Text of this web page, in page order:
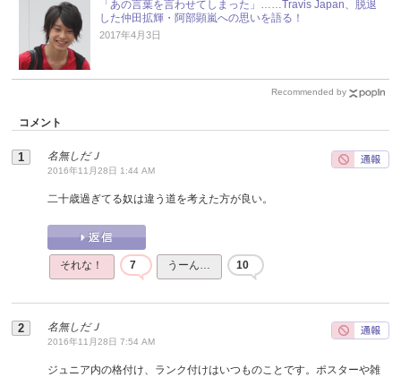
「あの言葉を言わせてしまった」……Travis Japan、脱退
した仲田拡輝・阿部顕嵐への思いを語る！
2017年4月3日
Recommended by
コメント
名無しだＪ
2016年11月28日 1:44 AM
二十歳過ぎてる奴は違う道を考えた方が良い。
それな！ 7 うーん… 10
名無しだＪ
2016年11月28日 7:54 AM
ジュニア内の格付け、ランク付けはいつものことです。ポスターや雑